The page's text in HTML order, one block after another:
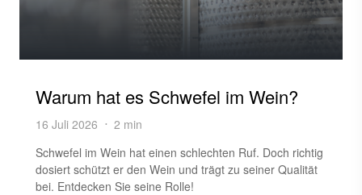
Warum hat es Schwefel im Wein?
16 Juli 2026
2 min
Schwefel im Wein hat einen schlechten Ruf. Doch richtig
dosiert schützt er den Wein und trägt zu seiner Qualität
bei. Entdecken Sie seine Rolle!